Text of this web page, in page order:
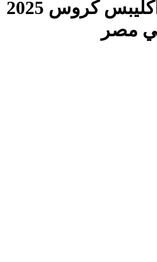
ميتسوبيشي اكليبس كروس 2025
مصر